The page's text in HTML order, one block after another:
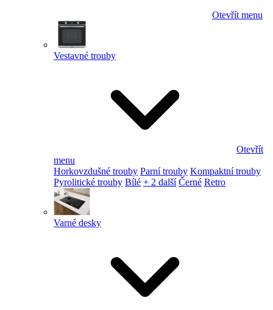
Otevřít menu
Vestavné trouby
Otevřít
menu
Horkovzdušné trouby Parní trouby Kompaktní trouby
Pyrolitické trouby Bílé + 2 další Černé Retro
Varné desky